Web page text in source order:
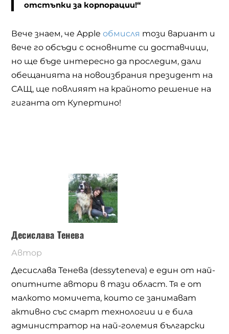
отстъпки за корпорации!“
Вече знаем, чеAppleобмисля този вариант и
вече го обсъди с основните си доставчици,
но ще бъде интересно да проследим, дали
обещанията на новоизбрания президент на
САЩ, ще повлияят на крайното решение на
гиганта от Купертино!
Десислава Тенева
Автор
Десислава Тенева (dessyteneva) е един от най-
опитните автори в тази област. Тя е от
малкото момичета, които се занимават
активно със смарт технологии и е била
администратор на най-големия български